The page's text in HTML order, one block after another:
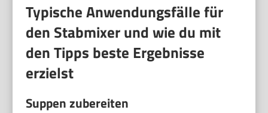
Typische Anwendungsfälle für
den Stabmixer und wie du mit
den Tipps beste Ergebnisse
erzielst
Suppen zubereiten